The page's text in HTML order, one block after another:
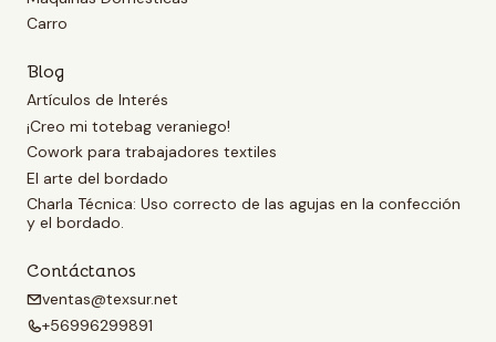
Carro
Blog
Artículos de Interés
¡Creo mi totebag veraniego!
Cowork para trabajadores textiles
El arte del bordado
Charla Técnica: Uso correcto de las agujas en la confección
y el bordado.
Contáctanos
ventas@texsur.net
+56996299891